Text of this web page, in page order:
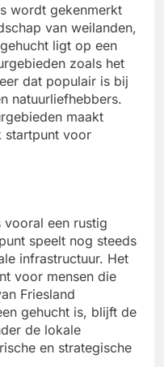
wordt gekenmerkt
van weilanden,
ligt op een
zoals het
dat populair is bij
natuurliefhebbers.
maakt
startpunt voor
vooral een rustig
speelt nog steeds
infrastructuur. Het
voor mensen die
Friesland
gehucht is, blijft de
de lokale
en strategische